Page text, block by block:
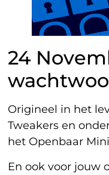
24
Origineel in het
Tweakers en
het Openbaar
En ook voor jouw